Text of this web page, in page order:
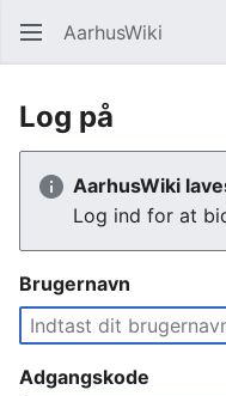
AarhusWiki
Log på
AarhusWiki
Log ind for at
Brugernavn
Adgangskode